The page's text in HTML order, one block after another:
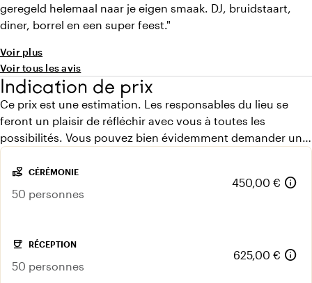
geregeld helemaal naar je eigen smaak. DJ, bruidstaart,
diner, borrel en een super feest."
Voir plus
Voir tous les avis
Indication de prix
Ce prix est une estimation. Les responsables du lieu se
feront un plaisir de réfléchir avec vous à toutes les
possibilités. Vous pouvez bien évidemment demander un
volunteer_activism CÉRÉMONIE
50 personnes
450,00 € info
coffee RÉCEPTION
50 personnes
625,00 € info